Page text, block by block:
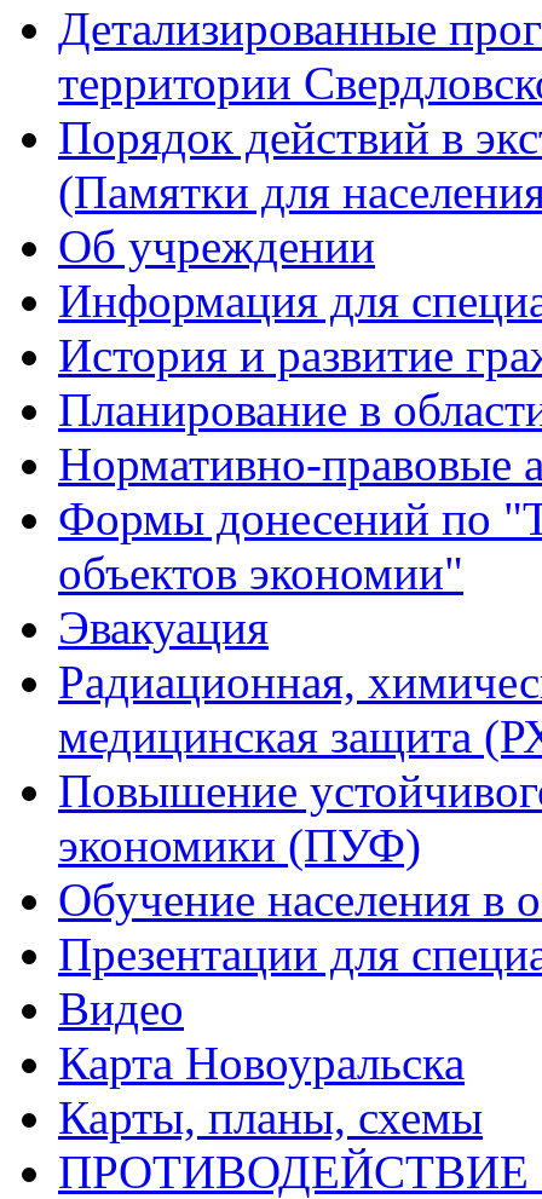
Детализированные
территории
Порядок действий в
(Памятки для
Об учреждении
Информация для
История и развитие
Планирование в
Нормативно-
Формы донесений по
объектов экономии"
Эвакуация
Радиационная,
медицинская защита
Повышение
экономики (ПУФ)
Обучение населения
Презентации для
Видео
Карта Новоуральска
Карты, планы, схемы